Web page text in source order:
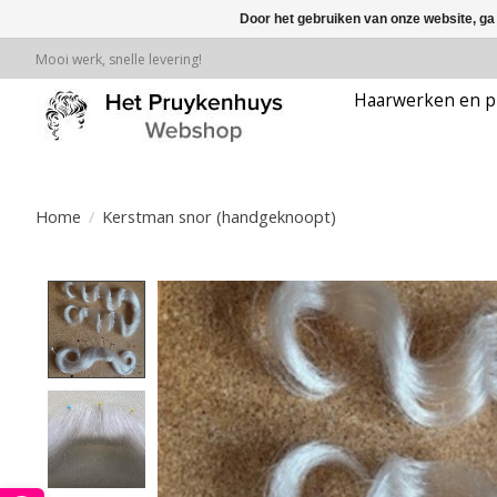
Mooi werk, snelle levering!
Haarwerken en
Home / Kerstman snor (handgeknoopt)
Product image slideshow Items
Door het gebruiken van onze website,